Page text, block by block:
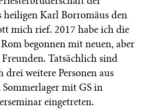
heiligen Karl Borromäus den
mich rief. 2017 habe ich die
begonnen mit neuen, aber
Tatsächlich sind
weitere Personen aus
mit GS in
eingetreten.